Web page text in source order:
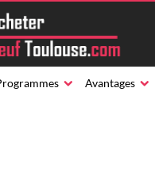
Avantages